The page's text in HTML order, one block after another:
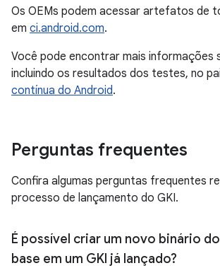
Os OEMs podem acessar artefatos de
em ci.android.com.
Você pode encontrar mais informações
incluindo os resultados dos testes, no
contínua do Android.
Perguntas frequentes
Confira algumas perguntas frequentes
processo de lançamento do GKI.
É possível criar um novo binário
base em um GKI já lançado?